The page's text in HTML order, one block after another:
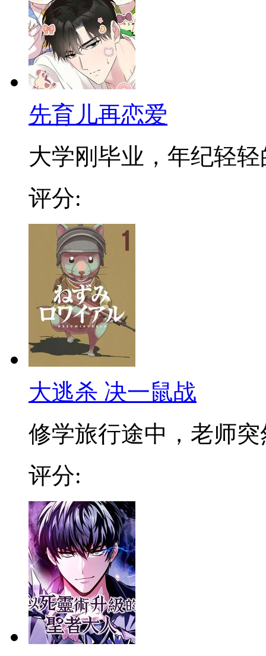
先育儿再恋爱
大学刚毕业，年纪轻轻
评分:
大逃杀 决一鼠战
修学旅行途中，老师突
评分: